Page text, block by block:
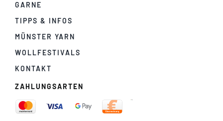
GARNE
TIPPS & INFOS
MÜNSTER YARN
WOLLFESTIVALS
KONTAKT
ZAHLUNGSARTEN